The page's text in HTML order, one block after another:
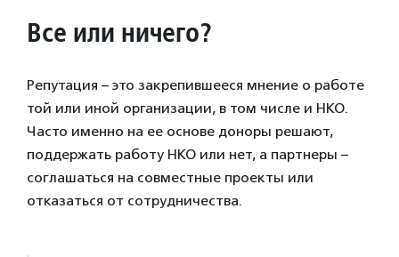
Все или ничего?
Репутация – это закрепившееся мнение о работе
той или иной организации, в том числе и НКО.
Часто именно на ее основе доноры решают,
поддержать работу НКО или нет, а партнеры –
соглашаться на совместные проекты или
отказаться от сотрудничества.